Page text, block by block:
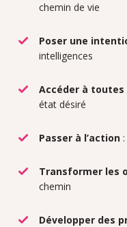
chemin de vie
Poser une
intelligences
Accéder à toutes
état désiré
Passer à l’action:
Transformer les
chemin
Développer des